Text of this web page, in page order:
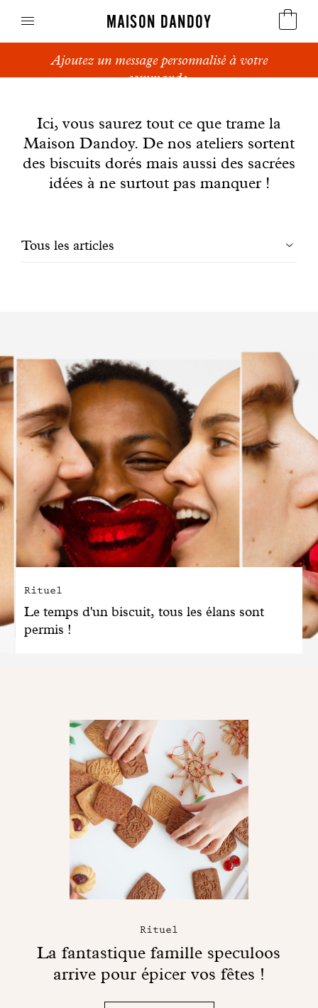
MAISON DANDOY
Speculoos
Pains sucrés
Gâteaux
Manifesto
Dandoy Family
Boutiques
Mon compte
E-Shop
Ajoutez un message personnalisé à votre
commande.
Ici, vous saurez tout ce que trame la
Maison Dandoy. De nos ateliers sortent
des biscuits dorés mais aussi des sacrées
idées à ne surtout pas manquer !
Filtrer
Tous les articles
Rituel
Le temps d'un biscuit, tous les élans sont
permis !
Rituel
La fantastique famille speculoos
arrive pour épicer vos fêtes !